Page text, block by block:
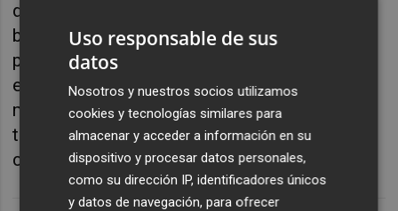
de las personas humildes se desplazará y se
buscarán vías secundarias alternativas con
peor seguridad. Tampoco parece el momento
económico más adecuado para ponerlo en
marcha, con la mayor inflación de los últimos
treinta años, con el aumento del 6% de la
cesta de la compra
Uso responsable de sus
datos
Nosotros y nuestros socios utilizamos
cookies y tecnologías similares para
almacenar y acceder a información en su
dispositivo y procesar datos personales,
como su dirección IP, identificadores únicos
y datos de navegación, para ofrecer